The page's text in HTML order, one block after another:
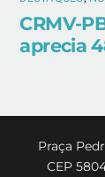
CRMV-
aprecia
Praça
CEP